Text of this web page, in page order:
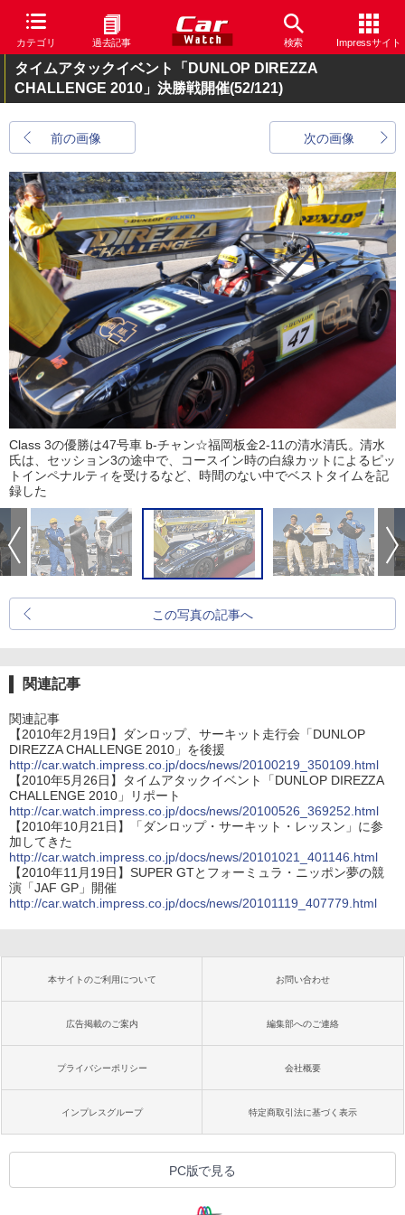
カテゴリ 過去記事 検索 Impressサイト
タイムアタックイベント「DUNLOP DIREZZA
CHALLENGE 2010」決勝戦開催(52/121)
前の画像 次の画像
Class 3の優勝は47号車 b-チャン☆福岡板金2-11の清水清氏。清水
氏は、セッション3の途中で、コースイン時の白線カットによるピッ
トインペナルティを受けるなど、時間のない中でベストタイムを記
録した
この写真の記事へ
関連記事
関連記事
【2010年2月19日】ダンロップ、サーキット走行会「DUNLOP
DIREZZA CHALLENGE 2010」を後援
http://car.watch.impress.co.jp/docs/news/20100219_350109.html
【2010年5月26日】タイムアタックイベント「DUNLOP DIREZZA
CHALLENGE 2010」リポート
http://car.watch.impress.co.jp/docs/news/20100526_369252.html
【2010年10月21日】「ダンロップ・サーキット・レッスン」に参
加してきた
http://car.watch.impress.co.jp/docs/news/20101021_401146.html
【2010年11月19日】SUPER GTとフォーミュラ・ニッポン夢の競
演「JAF GP」開催
http://car.watch.impress.co.jp/docs/news/20101119_407779.html
本サイトのご利用について お問い合わせ
広告掲載のご案内 編集部へのご連絡
プライバシーポリシー 会社概要
インプレスグループ 特定商取引法に基づく表示
PC版で見る